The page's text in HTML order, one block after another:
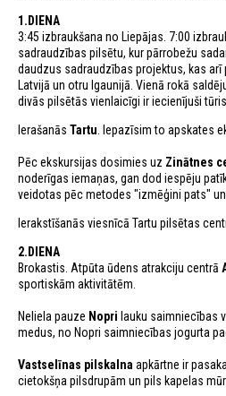
1.DIENA
3:45 izbraukšana no Liepājas. 7:00
sadraudzības pilsētu, kur pārrobežu
daudzus sadraudzības projektus, kas
Latvijā un otru Igaunijā. Vienā rokā
divās pilsētās vienlaicīgi ir iecienījuši
Ierašanās Tartu . Iepazīsim to apskates
Pēc ekskursijas dosimies uz Zinātnes
noderīgas iemaņas, gan dod iespēju
veidotas pēc metodes "izmēģini pats"
Ierakstīšanās viesnīcā Tartu pilsētas
2.DIENA
Brokastis. Atpūta ūdens atrakciju centrā
sportiskām aktivitātēm.
Neliela pauze Nopri lauku saimniecības
medus, no Nopri saimniecības jogurta
Vastselīnas pilskalna apkārtne ir
cietokšņa pilsdrupām un pils kapelas